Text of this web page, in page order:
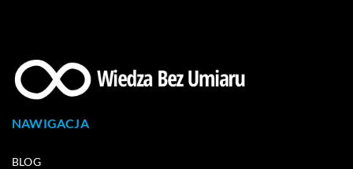
NAWIGACJA
BLOG